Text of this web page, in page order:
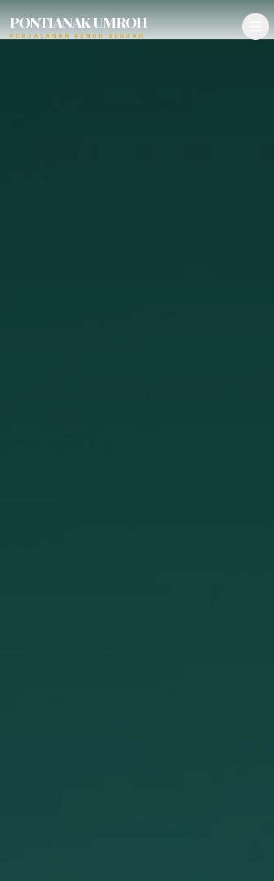
PONTIANAK UMROH
PERJALANAN PENUH BERKAH